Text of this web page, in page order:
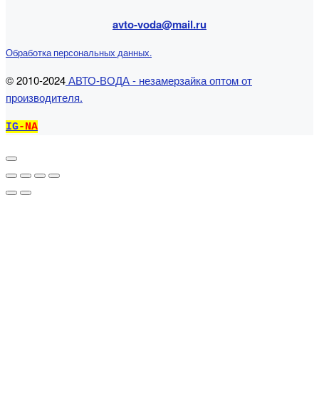
avto-voda@mail.ru
Обработка персональных данных.
© 2010-2024АВТО-ВОДА - незамерзайка оптом от
производителя.
IG-NA